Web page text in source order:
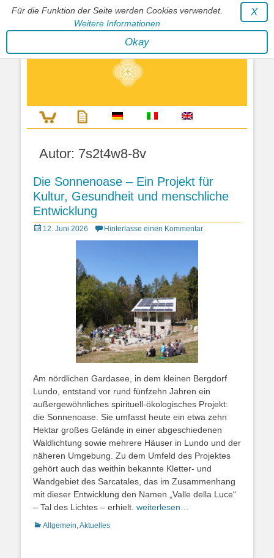
Für die Funktion der Seite werden Cookies verwendet.
Weitere Informationen
X
Okay
Stephan Wunderlich Verlag
Literatur zur Förderung der Gestaltfähigkeit des Lebens
Autor: 7s2t4w8-8v
Die Sonnenoase – Ein Projekt für
Kultur, Gesundheit und menschliche
Entwicklung
Posted
12. Juni 2026 Hinterlasse einen Kommentar
Am nördlichen Gardasee, in dem kleinen Bergdorf
Lundo, entstand vor rund fünfzehn Jahren ein
außergewöhnliches spirituell-ökologisches Projekt:
die Sonnenoase. Sie umfasst heute ein etwa zehn
Hektar großes Gelände in einer abgeschiedenen
Waldlichtung sowie mehrere Häuser in Lundo und der
näheren Umgebung. Zu dem Umfeld des Projektes
gehört auch das weithin bekannte Kletter- und
Wandgebiet des Sarcatales, das im Zusammenhang
mit dieser Entwicklung den Namen „Valle della Luce“
– Tal des Lichtes – erhielt. weiterlesen…
Kategorien
Allgemein,Aktuelles